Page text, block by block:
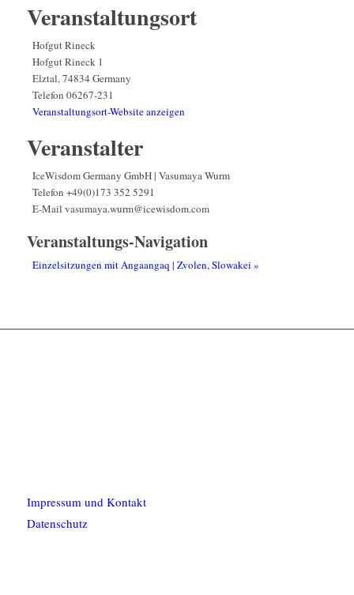
Veranstaltungsort
Hofgut Rineck
Hofgut Rineck 1
Elztal,74834 Germany
Telefon 06267-231
Veranstaltungsort-Website anzeigen
Veranstalter
IceWisdom Germany GmbH | Vasumaya Wurm
Telefon +49(0)173 352 5291
E-Mail vasumaya.wurm@icewisdom.com
Veranstaltungs-Navigation
Einzelsitzungen mit Angaangaq | Zvolen, Slowakei »
Impressum und Kontakt
Datenschutz